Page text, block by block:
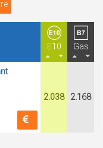
E10 Gas
2.038 2.168